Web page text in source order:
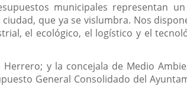
municipales representan
que ya se vislumbra. Nos
el ecológico, el logístico y el
y la concejala de Medio
General Consolidado del